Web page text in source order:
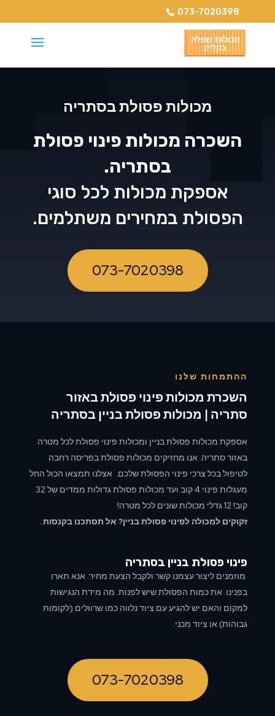
073-7020398
מכולות פסולת בסתריה
השכרה מכולות פינוי פסולת
בסתריה.
אספקת מכולות לכל סוגי
הפסולת במחירים משתלמים.
073-7020398
ההתמחות שלנו
השכרת מכולות פינוי פסולת באזור
סתריה | מכולות פסולת בניין בסתריה
אספקת מכולות פסולת בניין ומכולות פינוי פסולת לכל מטרה
באזור סתריה. אנו מחזיקים מכולות פסולת בפריסה רחבה
לטיפול בכל צרכי פינוי הפסולת שלכם. אצלנו תמצאו הכול החל
מעגלות פינוי 4 קוב ועד מכולות פסולת גדולות ממדים של 32
קוב! 12 גדלי מכולות שונים לכל מטרה!
זקוקים למכולה לפינוי פסולת בניין? אל תסתכנו בקנסות .
פינוי פסולת בניין בסתריה
מוזמנים ליצור עצמנו קשר ולקבל הצעת מחיר. אנא תארו
בפנינו את כמות הפסולת שיש לפנות. מה מידת הנגישות
למקום והאם יש להגיע עם ציוד נלווה כמו שרוולים (לקומות
גבוהות) או ציוד מכני.
073-7020398